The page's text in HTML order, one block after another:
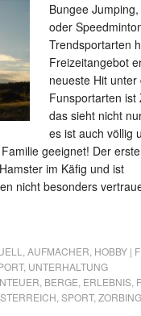
Bungee
oder
Trendsportarten
Freizeitangebot
neueste Hit unter
Funsportarten ist
das sieht nicht
es ist auch völlig
geeignet! Der
im Käfig und ist
nicht besonders
AUFMACHER HOBBY |
, UNTERHALTUNG
BERGE ERLEBNIS,
SPORT, ZORBING